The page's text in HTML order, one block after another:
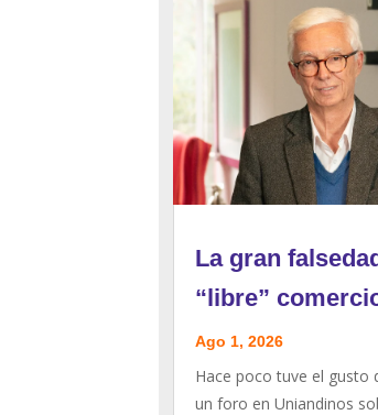
La gran
“libre”
Ago 1, 2026
Hace poco tuve el gusto
un foro en Uniandinos